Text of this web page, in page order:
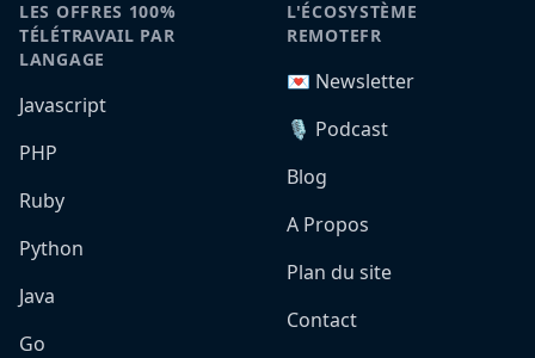
LES OFFRES 100%
TÉLÉTRAVAIL PAR
LANGAGE
Javascript
PHP
Ruby
Python
Java
Go
L'ÉCOSYSTÈME
REMOTEFR
💌 Newsletter
🎙️ Podcast
Blog
A Propos
Plan du site
Contact